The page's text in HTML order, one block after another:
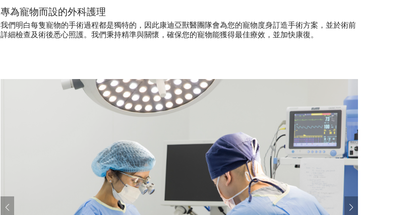
專為寵物而設的外科護理
我們明白每隻寵物的手術過程都是獨特的，因此康迪亞獸醫團隊會為您的寵物度身訂造手術方案，並於術前
詳細檢查及術後悉心照護。我們秉持精準與關懷，確保您的寵物能獲得最佳療效，並加快康復。